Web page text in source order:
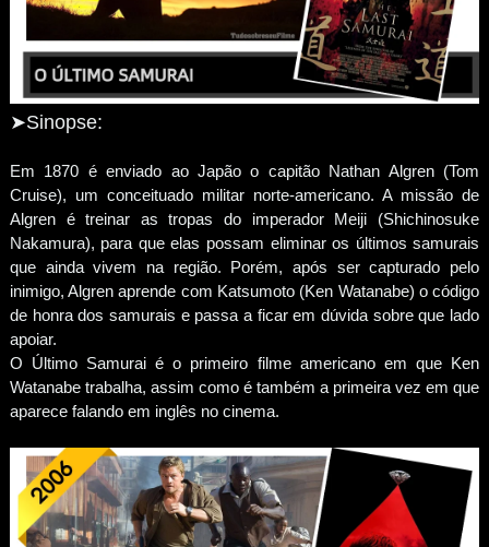
➤Sinopse:
Em 1870 é enviado ao Japão o capitão Nathan Algren (Tom
Cruise), um conceituado militar norte-americano. A missão de
Algren é treinar as tropas do imperador Meiji (Shichinosuke
Nakamura), para que elas possam eliminar os últimos samurais
que ainda vivem na região. Porém, após ser capturado pelo
inimigo, Algren aprende com Katsumoto (Ken Watanabe) o código
de honra dos samurais e passa a ficar em dúvida sobre que lado
apoiar.
O Último Samurai é o primeiro filme americano em que Ken
Watanabe trabalha, assim como é também a primeira vez em que
aparece falando em inglês no cinema.